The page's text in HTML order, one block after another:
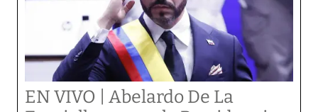
EN VIVO | Abelardo De La